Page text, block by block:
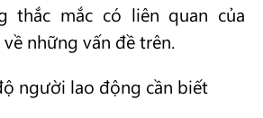
thắc mắc có liên quan của
những vấn đề trên.